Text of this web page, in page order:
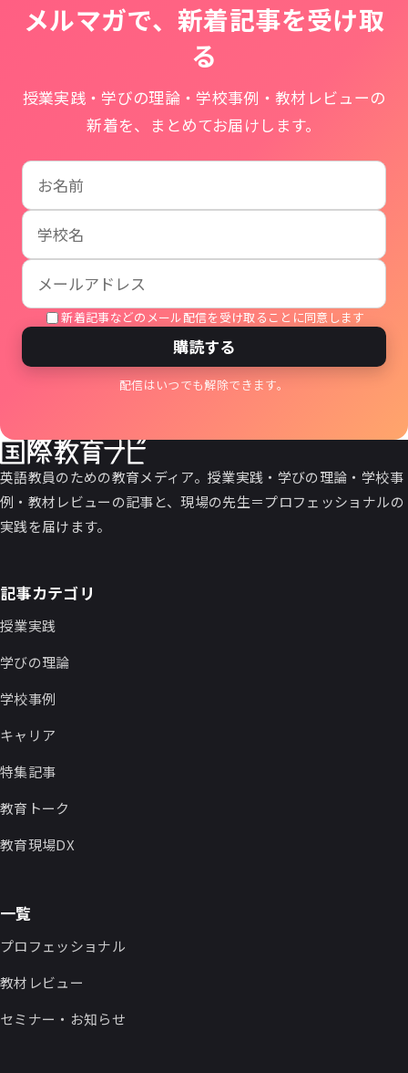
メルマガで、新着記事を受け取
る
授業実践・学びの理論・学校事例・教材レビューの
新着を、まとめてお届けします。
お名前
学校名
メールアドレス
新着記事などのメール配信を受け取ることに同意します
購読する
配信はいつでも解除できます。
英語教員のための教育メディア。授業実践・学びの理論・学校事
例・教材レビューの記事と、現場の先生＝プロフェッショナルの
実践を届けます。
記事カテゴリ
授業実践
学びの理論
学校事例
キャリア
特集記事
教育トーク
教育現場DX
一覧
プロフェッショナル
教材レビュー
セミナー・お知らせ